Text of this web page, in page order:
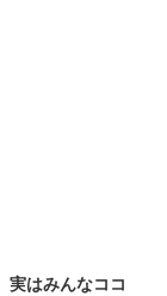
実はみんなココ